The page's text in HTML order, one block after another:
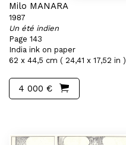
Milo MANARA
1987
Un été indien
Page 143
India ink on paper
62 x 44,5 cm ( 24,41 x 17,52 in )
4 000 €